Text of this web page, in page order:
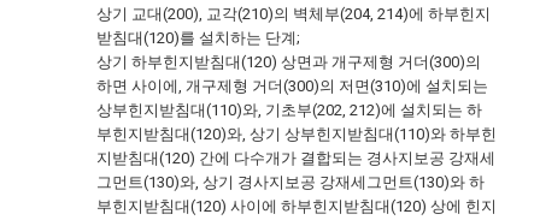
상기 교대(200), 교각(210)의 벽체부(204, 214)에 하부힌지
받침대(120)를 설치하는 단계;
상기 하부힌지받침대(120) 상면과 개구제형 거더(300)의
하면 사이에, 개구제형 거더(300)의 저면(310)에 설치되는
상부힌지받침대(110)와, 기초부(202, 212)에 설치되는 하
부힌지받침대(120)와, 상기 상부힌지받침대(110)와 하부힌
지받침대(120) 간에 다수개가 결합되는 경사지보공 강재세
그먼트(130)와, 상기 경사지보공 강재세그먼트(130)와 하
부힌지받침대(120) 사이에 하부힌지받침대(120) 상에 힌지